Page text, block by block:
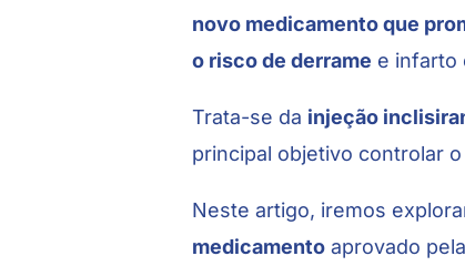
novo medicamento que
o risco de derrame e infarto
Trata-se da injeção
principal objetivo controlar
Neste artigo, iremos
medicamento aprovado